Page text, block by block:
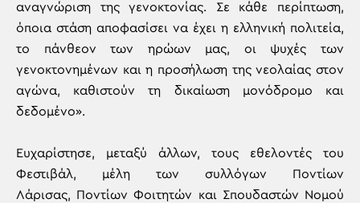
αναγνώριση της γενοκτονίας. Σε κάθε περίπτωση,
όποια στάση αποφασίσει να έχει η ελληνική πολιτεία,
το πάνθεον των ηρώων μας, οι ψυχές των
γενοκτονημένων και η προσήλωση της νεολαίας στον
αγώνα, καθιστούν τη δικαίωση μονόδρομο και
δεδομένο».
Ευχαρίστησε, μεταξύ άλλων, τους εθελοντές του
Φεστιβάλ, μέλη των συλλόγων Ποντίων
Λάρισας, Ποντίων Φοιτητών και Σπουδαστών Νομού